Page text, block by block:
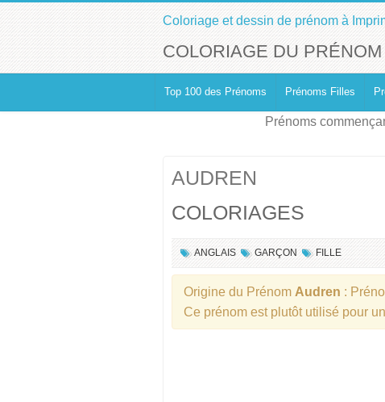
Coloriage et dessin de prénom à
COLORIAGE DU
Top 100 des Prénoms Prénoms Filles
Prénoms
AUDREN
COLORIAGES
ANGLAIS GARÇON FILLE
Origine du Prénom Audren :
Ce prénom est plutôt utilisé pour un